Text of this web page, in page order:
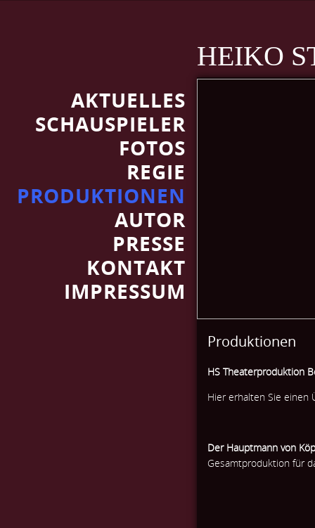
HEIKO
AKTUELLES
SCHAUSPIELER
FOTOS
REGIE
PRODUKTIONEN
AUTOR
PRESSE
KONTAKT
IMPRESSUM
Produktionen
HS Theaterproduktion
Hier erhalten Sie einen
Der Hauptmann von
Gesamtproduktion für